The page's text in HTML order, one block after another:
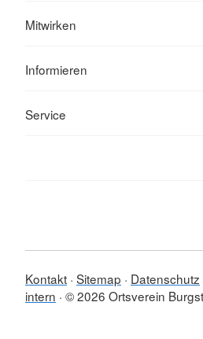
Mitwirken
Informieren
Service
Kontakt Sitemap Datenschutz
intern © 2026 Ortsverein